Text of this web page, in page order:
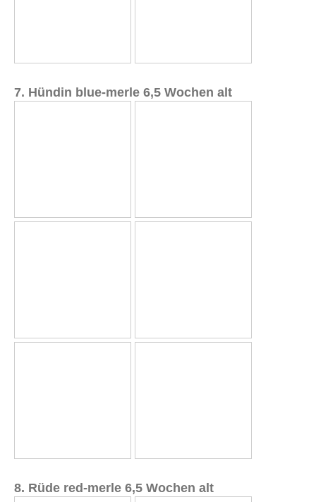
7. Hündin blue-merle 6,5 Wochen alt
8. Rüde red-merle 6,5 Wochen alt